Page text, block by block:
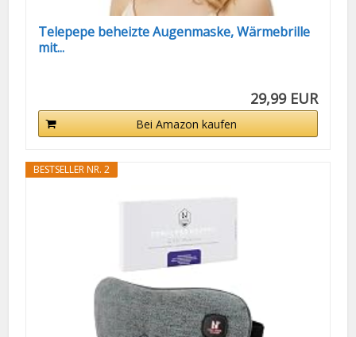
Telepepe beheizte Augenmaske, Wärmebrille
mit...
29,99 EUR
Bei Amazon kaufen
BESTSELLER NR. 2